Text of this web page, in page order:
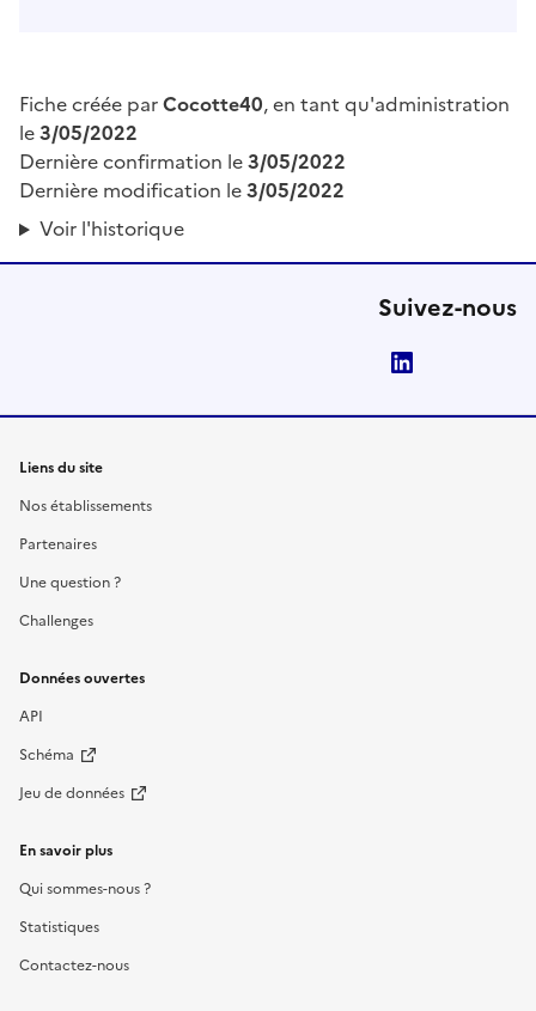
Fiche créée parCocotte40, en tant qu'administration
le3/05/2022
Dernière confirmation le3/05/2022
Dernière modification le3/05/2022
Voir l'historique
Suivez-nous
Liens du site
Nos établissements
Partenaires
Une question ?
Challenges
Données ouvertes
API
Schéma
Jeu de données
En savoir plus
Qui sommes-nous ?
Statistiques
Contactez-nous